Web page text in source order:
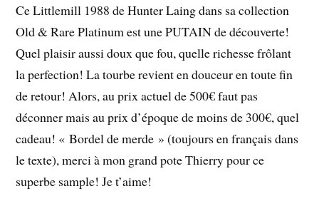
Ce Littlemill 1988 de Hunter Laing dans sa collection
Old & Rare Platinum est une PUTAIN de découverte!
Quel plaisir aussi doux que fou, quelle richesse frôlant
la perfection! La tourbe revient en douceur en toute fin
de retour! Alors, au prix actuel de 500€ faut pas
déconner mais au prix d’époque de moins de 300€, quel
cadeau! « Bordel de merde » (toujours en français dans
le texte), merci à mon grand pote Thierry pour ce
superbe sample! Je t’aime!